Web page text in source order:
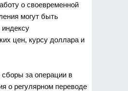
о своевременной
могут быть
цен, курсу доллара и
за операции в
о регулярном переводе